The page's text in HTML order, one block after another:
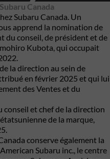
Canada
Subaru Canada. Un
apprend la nomination de
du conseil, de président et de
Kubota, qui occupait
la direction au sein de
en février 2025 et qui lui
des Ventes et du
et chef de la direction
de la marque,
conserve également la
Subaru inc., le centre